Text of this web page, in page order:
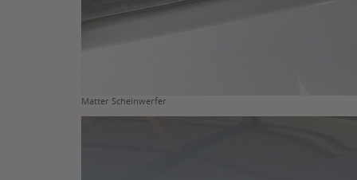
Matter Scheinwerfer